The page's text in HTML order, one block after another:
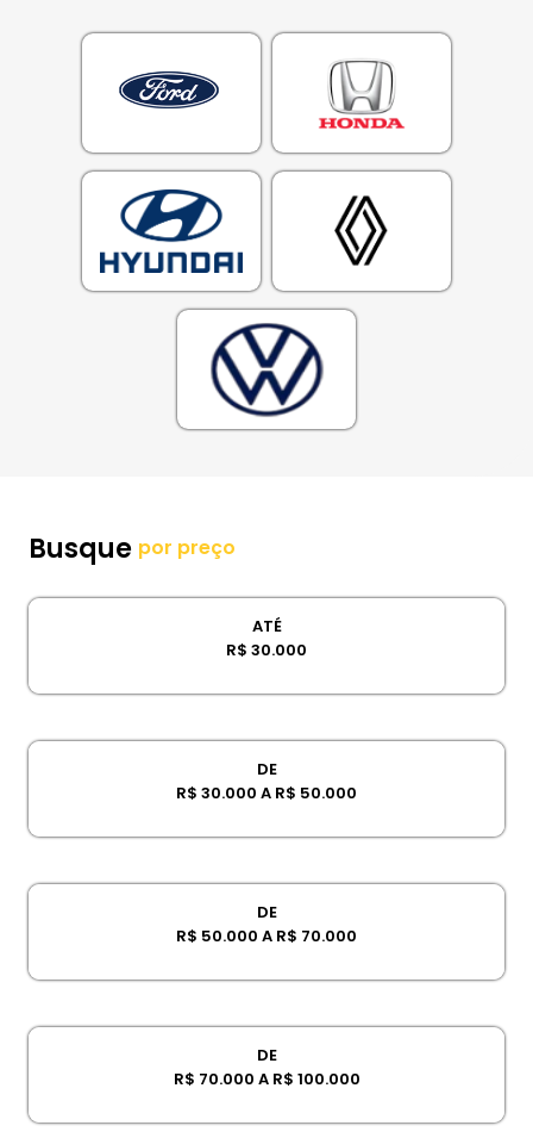
Busque por preço
ATÉ
R$ 30.000
DE
R$ 30.000 A R$ 50.000
DE
R$ 50.000 A R$ 70.000
DE
R$ 70.000 A R$ 100.000